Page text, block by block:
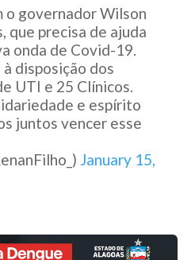
o governador Wilson
que precisa de ajuda
onda de Covid-19.
disposição dos
UTI e 25 Clínicos.
e espírito
juntos vencer esse
January 15,